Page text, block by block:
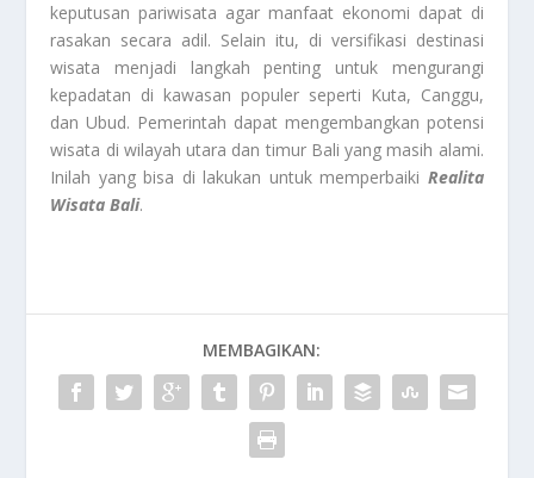
keputusan pariwisata agar manfaat ekonomi dapat di
rasakan secara adil. Selain itu, di versifikasi destinasi
wisata menjadi langkah penting untuk mengurangi
kepadatan di kawasan populer seperti Kuta, Canggu,
dan Ubud. Pemerintah dapat mengembangkan potensi
wisata di wilayah utara dan timur Bali yang masih alami.
Inilah yang bisa di lakukan untuk memperbaiki Realita
Wisata Bali.
MEMBAGIKAN: